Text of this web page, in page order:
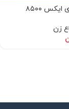
۸۵۰۰
زن